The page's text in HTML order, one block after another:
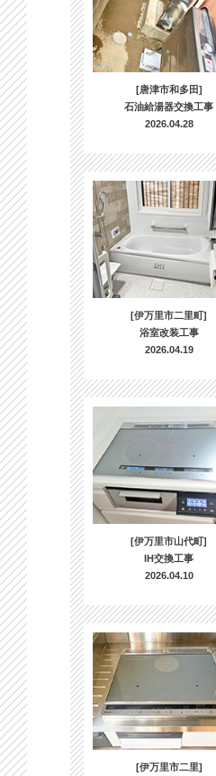
[唐津市和多田]
石油給湯器交換工事
2026.04.28
[伊万里市二里町]
浴室改装工事
2026.04.19
[伊万里市山代町]
IH交換工事
2026.04.10
[伊万里市二里]